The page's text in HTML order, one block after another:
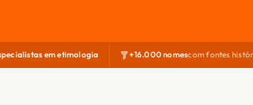
em etimologia +16.000 nomescom fontes